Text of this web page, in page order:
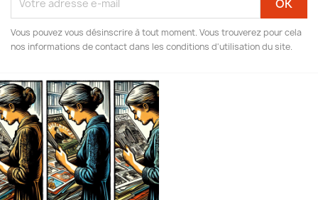
Vous pouvez vous désinscrire à tout moment. Vous trouverez pour cela
nos informations de contact dans les conditions d'utilisation du site.